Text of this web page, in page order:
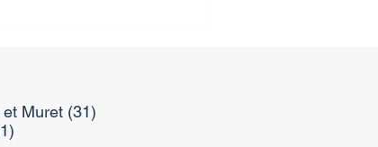
Muret (31)